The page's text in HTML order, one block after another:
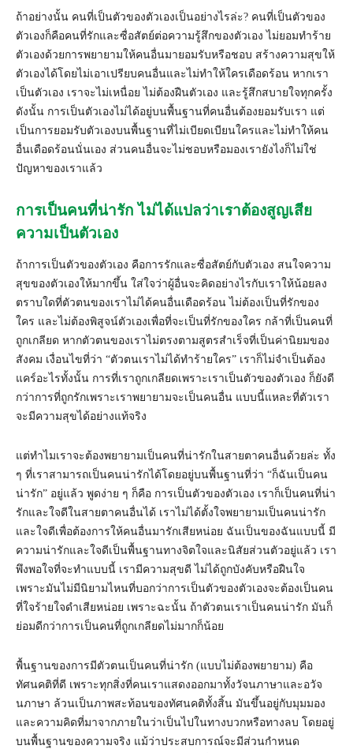
ถ้าอย่างนั้น คนที่เป็นตัวของตัวเองเป็นอย่างไรล่ะ? คนที่เป็นตัวของ
ตัวเองก็คือคนที่รักและซื่อสัตย์ต่อความรู้สึกของตัวเอง ไม่ยอมทำร้าย
ตัวเองด้วยการพยายามให้คนอื่นมายอมรับหรือชอบ สร้างความสุขให้
ตัวเองได้โดยไม่เอาเปรียบคนอื่นและไม่ทำให้ใครเดือดร้อน หากเรา
เป็นตัวเอง เราจะไม่เหนื่อย ไม่ต้องฝืนตัวเอง และรู้สึกสบายใจทุกครั้ง
ดังนั้น การเป็นตัวเองไม่ได้อยู่บนพื้นฐานที่คนอื่นต้องยอมรับเรา แต่
เป็นการยอมรับตัวเองบนพื้นฐานที่ไม่เบียดเบียนใครและไม่ทำให้คน
อื่นเดือดร้อนนั่นเอง ส่วนคนอื่นจะไม่ชอบหรือมองเรายังไงก็ไม่ใช่
ปัญหาของเราแล้ว
การเป็นคนที่น่ารัก ไม่ได้แปลว่าเราต้องสูญเสีย
ความเป็นตัวเอง
ถ้าการเป็นตัวของตัวเอง คือการรักและซื่อสัตย์กับตัวเอง สนใจความ
สุขของตัวเองให้มากขึ้น ใส่ใจว่าผู้อื่นจะคิดอย่างไรกับเราให้น้อยลง
ตราบใดที่ตัวตนของเราไม่ได้คนอื่นเดือดร้อน ไม่ต้องเป็นที่รักของ
ใคร และไม่ต้องพิสูจน์ตัวเองเพื่อที่จะเป็นที่รักของใคร กล้าที่เป็นคนที่
ถูกเกลียด หากตัวตนของเราไม่ตรงตามสูตรสำเร็จที่เป็นค่านิยมของ
สังคม เงื่อนไขที่ว่า “ตัวตนเราไม่ได้ทำร้ายใคร” เราก็ไม่จำเป็นต้อง
แคร์อะไรทั้งนั้น การที่เราถูกเกลียดเพราะเราเป็นตัวของตัวเอง ก็ยังดี
กว่าการที่ถูกรักเพราะเราพยายามจะเป็นคนอื่น แบบนี้แหละที่ตัวเรา
จะมีความสุขได้อย่างแท้จริง
แต่ทำไมเราจะต้องพยายามเป็นคนที่น่ารักในสายตาคนอื่นด้วยล่ะ ทั้ง
ๆ ที่เราสามารถเป็นคนน่ารักได้โดยอยู่บนพื้นฐานที่ว่า “ก็ฉันเป็นคน
น่ารัก” อยู่แล้ว พูดง่าย ๆ ก็คือ การเป็นตัวของตัวเอง เราก็เป็นคนที่น่า
รักและใจดีในสายตาคนอื่นได้ เราไม่ได้ตั้งใจพยายามเป็นคนน่ารัก
และใจดีเพื่อต้องการให้คนอื่นมารักเสียหน่อย ฉันเป็นของฉันแบบนี้ มี
ความน่ารักและใจดีเป็นพื้นฐานทางจิตใจและนิสัยส่วนตัวอยู่แล้ว เรา
พึงพอใจที่จะทำแบบนี้ เรามีความสุขดี ไม่ได้ถูกบังคับหรือฝืนใจ
เพราะมันไม่มีนิยามไหนที่บอกว่าการเป็นตัวของตัวเองจะต้องเป็นคน
ที่ใจร้ายใจดำเสียหน่อย เพราะฉะนั้น ถ้าตัวตนเราเป็นคนน่ารัก มันก็
ย่อมดีกว่าการเป็นคนที่ถูกเกลียดไม่มากก็น้อย
พื้นฐานของการมีตัวตนเป็นคนที่น่ารัก (แบบไม่ต้องพยายาม) คือ
ทัศนคติที่ดี เพราะทุกสิ่งที่คนเราแสดงออกมาทั้งวัจนภาษาและอวัจ
นภาษา ล้วนเป็นภาพสะท้อนของทัศนคติทั้งสิ้น มันขึ้นอยู่กับมุมมอง
และความคิดที่มาจากภายในว่าเป็นไปในทางบวกหรือทางลบ โดยอยู่
บนพื้นฐานของความจริง แม้ว่าประสบการณ์จะมีส่วนกำหนด